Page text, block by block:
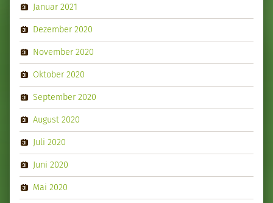
Januar 2021
Dezember 2020
November 2020
Oktober 2020
September 2020
August 2020
Juli 2020
Juni 2020
Mai 2020